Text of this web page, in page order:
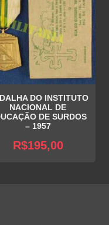
DO INSTITUTO
NACIONAL DE
DE SURDOS
– 1957
R$195,00